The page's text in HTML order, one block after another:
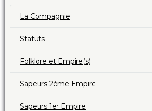
La Compagnie
Statuts
Folklore et Empire(s)
Sapeurs 2ème Empire
Sapeurs 1er Empire